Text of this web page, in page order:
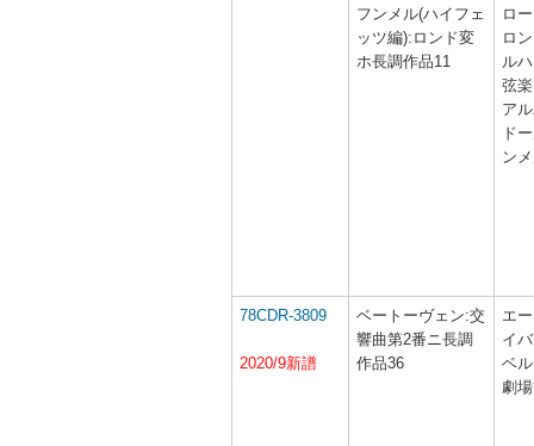
フンメル(ハイフェ
ッツ編):ロンド変
ホ長調作品11
ロ
ロ
ル
弦
ア
ド
ン
78CDR-3809
2020/9新譜
ベートーヴェン:交
響曲第2番ニ長調
作品36
エ
イ
ベ
劇